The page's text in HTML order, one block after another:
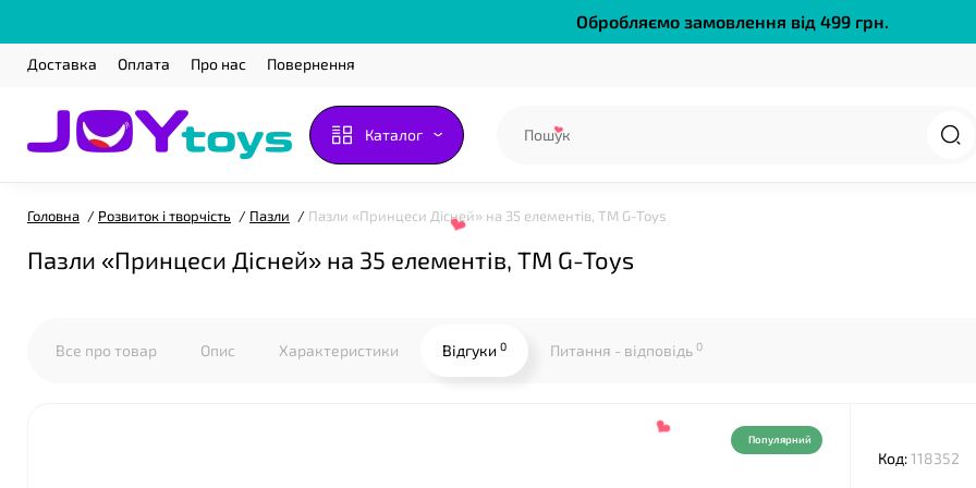
Обробляємо замовлення від 499 грн.
Доставка Оплата Про нас Повернення
Каталог
Головна Розвиток і творчість Пазли Пазли «Принцеси Дісней» на 35 елементів, ТМ G-Toys
Пазли «Принцеси Дісней» на 35 елементів, ТМ G-Toys
Все про товар Опис Характеристики Відгуки 0 Питання - відповідь 0
Популярний
Код:118352